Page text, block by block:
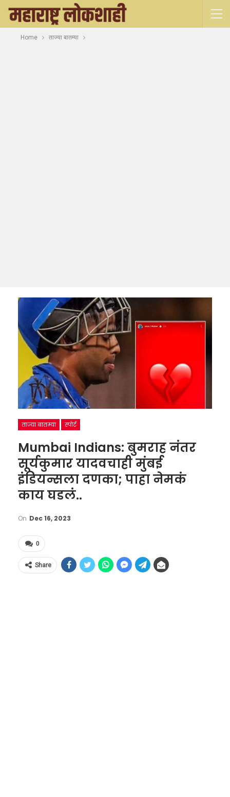
Home ताज्या बातम्या
ताज्या बातम्या स्पोर्ट
Mumbai Indians: बुमराह नंतर
सूर्यकुमार यादवचाही मुंबई
इंडियन्सला दणका; पाहा नेमकं
काय घडलं..
On Dec 16, 2023
0
Share